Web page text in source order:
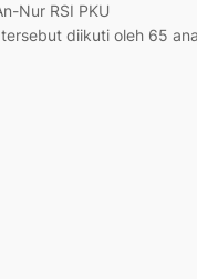
Nur RSI PKU
diikuti oleh 65